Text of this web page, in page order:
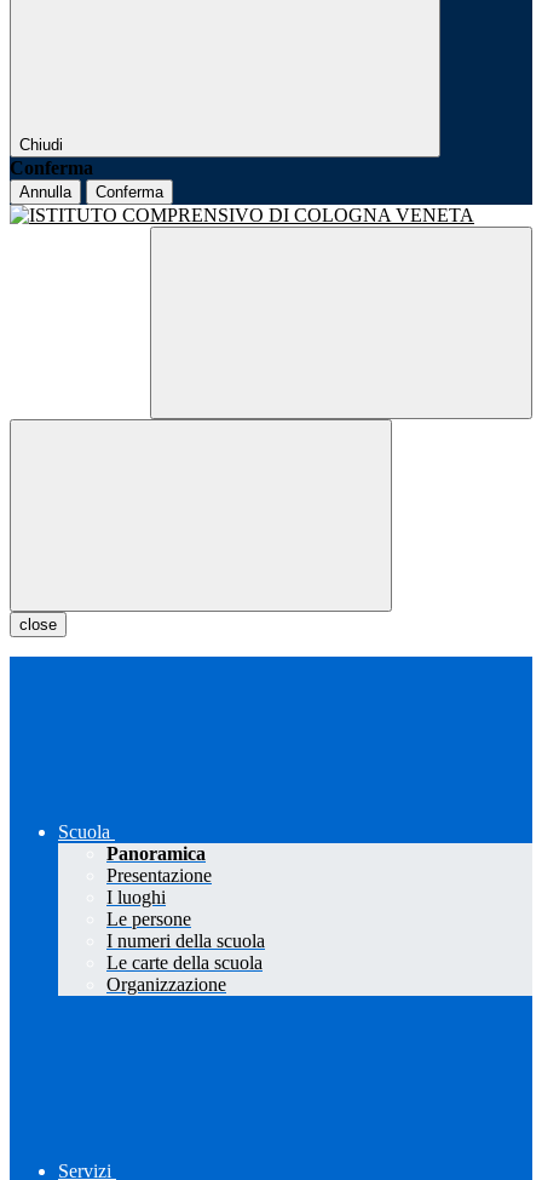
Chiudi
Conferma
Annulla Conferma
close
Scuola
Panoramica
Presentazione
I luoghi
Le persone
I numeri della scuola
Le carte della scuola
Organizzazione
Servizi